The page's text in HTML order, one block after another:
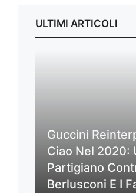
ULTIMI ARTICOLI
Guccini
Ciao Nel 2020:
Partigiano
Berlusconi E I